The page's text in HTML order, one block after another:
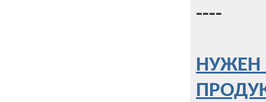
----
НУЖЕН